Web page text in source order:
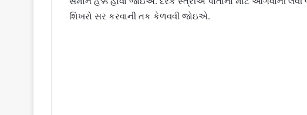
શિખરો સર કરવાની તક કેળવવી જોઇએ.